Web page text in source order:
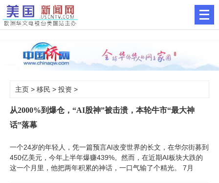
主页 > 移民 > 投资 >
从2000%到爆仓，“AI股神”被击溃，本轮牛市“最大神
话”落幕
一个24岁的年轻人，凭一篇预言AI改变世界的长文，在华尔街募到
450亿美元，今年上半年爆赚439%。然而，在近期AI板块大跌的
这一个月里，他把两年积累的神话，一口气输了个精光。 7月